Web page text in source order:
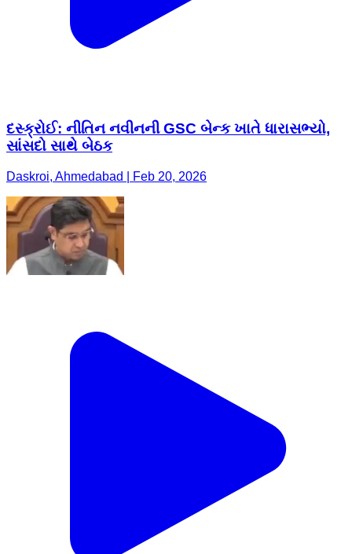
દસ્ક્રોઈ: નીતિન નવીનની GSC બેન્ક ખાતે ધારાસભ્યો,
સાંસદો સાથે બેઠક
Daskroi, Ahmedabad | Feb 20, 2026